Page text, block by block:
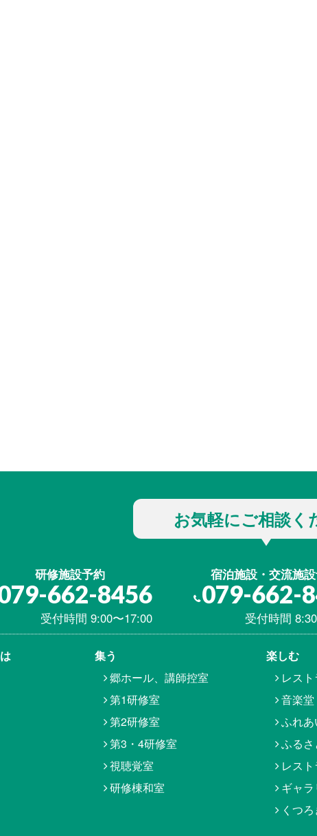
お気軽にご相談く
研修施設予約
662-8456
受付時間 9:00〜17:00
宿泊施設・交流施
079-662-
受付時間
集う
郷ホール、講師控室
第1研修室
第2研修室
第3・4研修室
視聴覚室
研修棟和室
楽しむ
レス
音楽堂
ふれあ
ふるさ
レス
ギャラ
くつ